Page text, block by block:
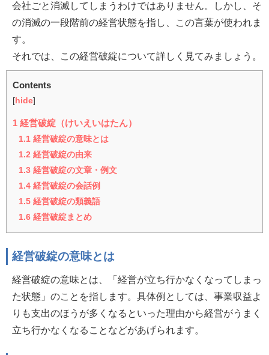
会社ごと消滅してしまうわけではありません。しかし、そ
の消滅の一段階前の経営状態を指し、この言葉が使われま
す。
それでは、この経営破綻について詳しく見てみましょう。
Contents
[ hide]
1 経営破綻（けいえいはたん）
1.1 経営破綻の意味とは
1.2 経営破綻の由来
1.3 経営破綻の文章・例文
1.4 経営破綻の会話例
1.5 経営破綻の類義語
1.6 経営破綻まとめ
経営破綻の意味とは
経営破綻の意味とは、「経営が立ち行かなくなってしまっ
た状態」のことを指します。具体例としては、事業収益よ
りも支出のほうが多くなるといった理由から経営がうまく
立ち行かなくなることなどがあげられます。